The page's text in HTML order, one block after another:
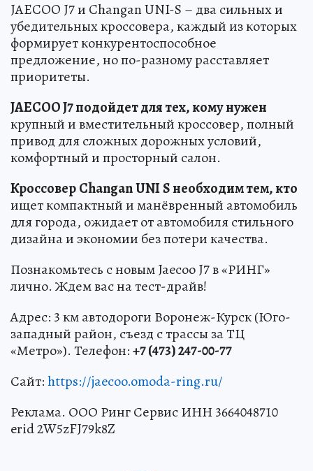
JAECOO J7 и Changan UNI-S – два сильных и
убедительных кроссовера, каждый из которых
формирует конкурентоспособное
предложение, но по-разному расставляет
приоритеты.
JAECOO J7 подойдет для тех, кому нужен
крупный и вместительный кроссовер, полный
привод для сложных дорожных условий,
комфортный и просторный салон.
КроссоверChanganUNISнеобходим тем, кто
ищет компактный и манёвренный автомобиль
для города, ожидает от автомобиля стильного
дизайна и экономии без потери качества.
Познакомьтесь с новым Jaecoo J7 в «РИНГ»
лично. Ждем вас на тест-драйв!
Адрес: 3 км автодороги Воронеж-Курск (Юго-
западный район, съезд с трассы за ТЦ
«Метро»). Телефон:+7 (473) 247-00-77
Сайт:https://jaecoo.omoda-ring.ru/
Реклама. ООО Ринг Сервис ИНН 3664048710
erid 2W5zFJ79k8Z